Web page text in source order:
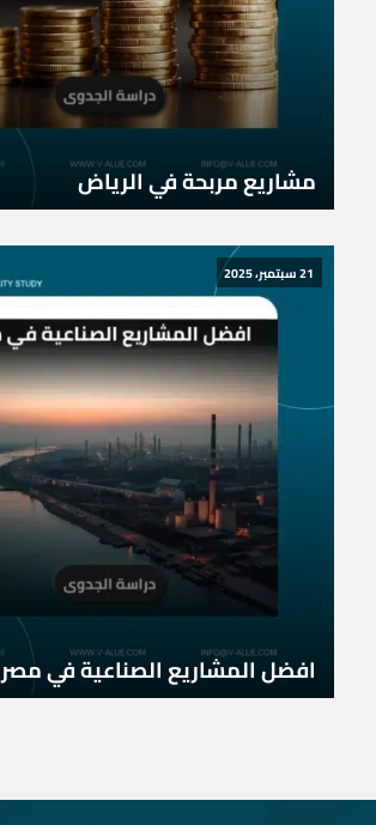
مشاريع مربحة في الرياض
21 سبتمبر، 2025
افضل المشاريع الصناعية في مصر